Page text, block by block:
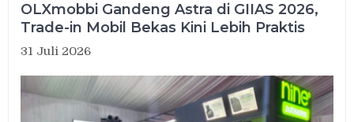
OLXmobbi Gandeng Astra di GIIAS 2026,
Trade-in Mobil Bekas Kini Lebih Praktis
31 Juli 2026